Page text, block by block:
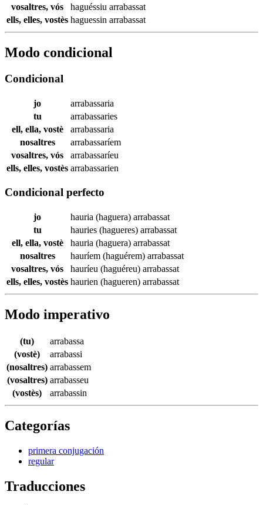
vosaltres, vós
haguéssiu arrabassat
ells, elles, vostès haguessin arrabassat
Modo condicional
Condicional
jo
arrabassaria
tu
arrabassaries
ell, ella, vostè
arrabassaria
nosaltres
arrabassaríem
vosaltres, vós
arrabassaríeu
ells, elles, vostès arrabassarien
Condicional perfecto
jo hauria (haguera) arrabassat
tu
hauries (hagueres) arrabassat
ell, ella, vostè
hauria (haguera) arrabassat
nosaltres
hauríem (haguérem) arrabassat
vosaltres, vós
hauríeu (haguéreu) arrabassat
ells, elles, vostès haurien (hagueren) arrabassat
Modo imperativo
(tu)
arrabassa
(vostè)
arrabassi
(nosaltres) arrabassem
(vosaltres) arrabasseu
(vostès)
arrabassin
Categorías
primera conjugación
regular
Traducciones